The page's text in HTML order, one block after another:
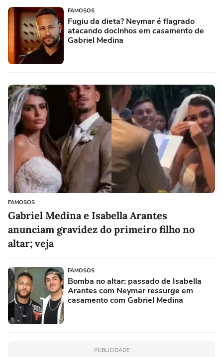
FAMOSOS
Fugiu da dieta? Neymar é flagrado
atacando docinhos em casamento de
Gabriel Medina
FAMOSOS
Gabriel Medina e Isabella Arantes
anunciam gravidez do primeiro filho no
altar; veja
FAMOSOS
Bomba no altar: passado de Isabella
Arantes com Neymar ressurge em
casamento com Gabriel Medina
PUBLICIDADE